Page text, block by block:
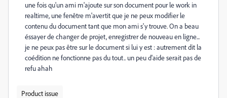
une fois qu'un ami m'ajoute sur son document pour le work in
realtime, une fenêtre m'avertit que je ne peux modifier le
contenu du document tant que mon ami s'y trouve. On a beau
éssayer de changer de projet, enregistrer de nouveau en ligne...
je ne peux pas être sur le document si lui y est : autrement dit la
coédition ne fonctionne pas du tout.. un peu d'aide serait pas de
refu ahah
Product issue